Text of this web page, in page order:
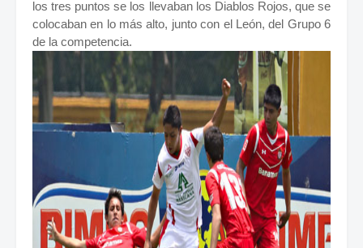
los tres puntos se los llevaban los Diablos Rojos, que se
colocaban en lo más alto, junto con el León, del Grupo 6
de la competencia.